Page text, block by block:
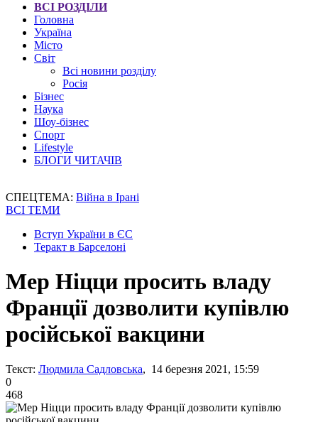
ВСІ РОЗДІЛИ
Головна
Україна
Місто
Світ
Всі новини розділу
Росія
Бізнес
Наука
Шоу-бізнес
Спорт
Lifestyle
БЛОГИ ЧИТАЧІВ
СПЕЦТЕМА: Війна в Ірані
ВСІ ТЕМИ
Вступ України в ЄС
Теракт в Барселоні
Мер Ніцци просить владу
Франції дозволити купівлю
російської вакцини
Текст: Людмила Садловська, 14 березня 2021, 15:59
0
468